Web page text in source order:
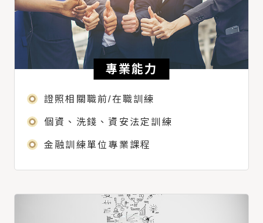
專業能力
證照相關職前/在職訓練
個資、洗錢、資安法定訓練
金融訓練單位專業課程